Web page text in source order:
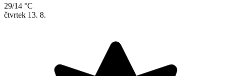
29/14 °C
čtvrtek 13. 8.